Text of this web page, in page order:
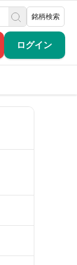
ログイン
銘柄検索